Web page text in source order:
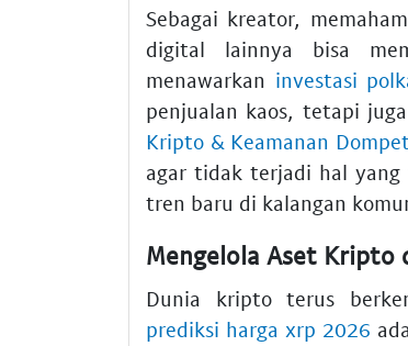
Sebagai kreator,
digital lainnya bisa
menawarkan investasi
penjualan kaos, tetapi
Kripto & Keamanan
agar tidak terjadi hal
tren baru di kalangan
Mengelola Aset Kripto
Dunia kripto terus
prediksi harga xrp 2026